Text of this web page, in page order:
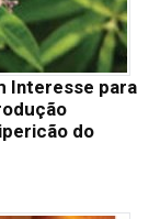
Interesse para
do